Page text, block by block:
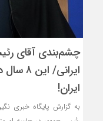
ایران!
به گزارش پایگاه خبری